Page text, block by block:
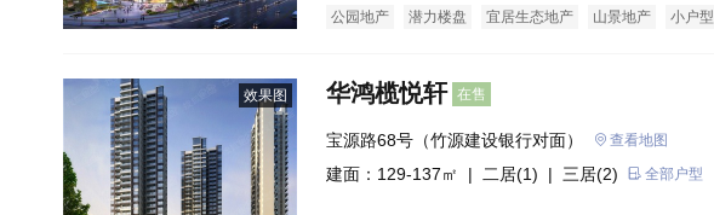
公园地产 潜力楼盘 宜居生态地产 山景地产 小户型
效果图 华鸿榄悦轩 在售
宝源路68号（竹源建设银行对面） 查看地图
建面：129-137㎡ | 二居(1) | 三居(2) 全部户型